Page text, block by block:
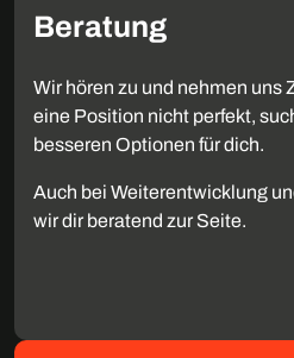
Beratung
Wir hören zu und nehmen uns
eine Position nicht perfekt,
besseren Optionen für dich.
Auch bei Weiterentwicklung
wir dir beratend zur Seite.